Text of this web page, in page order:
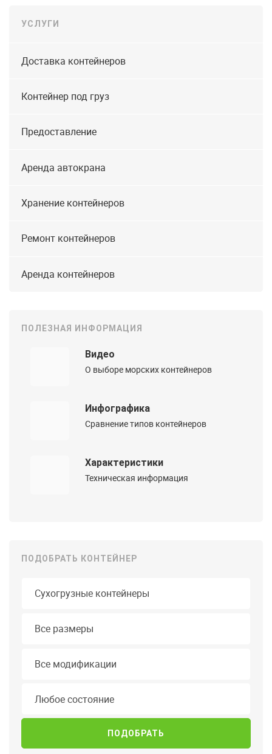
УСЛУГИ
Доставка контейнеров
Контейнер под груз
Предоставление
Аренда автокрана
Хранение контейнеров
Ремонт контейнеров
Аренда контейнеров
ПОЛЕЗНАЯ ИНФОРМАЦИЯ
Видео
О выборе морских контейнеров
Инфографика
Сравнение типов контейнеров
Характеристики
Техническая информация
ПОДОБРАТЬ КОНТЕЙНЕР
Все размеры
Все модификации
Любое состояние